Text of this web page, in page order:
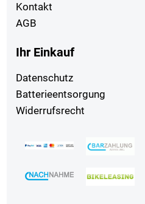
Kontakt
AGB
Ihr Einkauf
Datenschutz
Batterieentsorgung
Widerrufsrecht